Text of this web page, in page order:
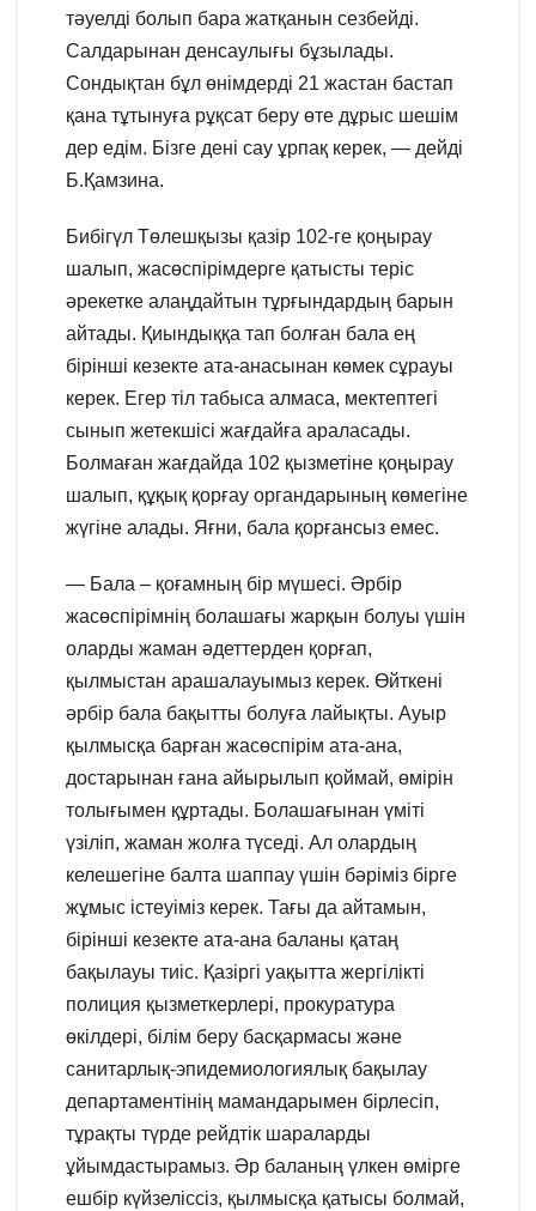
тәуелді болып бара жатқанын сезбейді.
Салдарынан денсаулығы бұзылады.
Сондықтан бұл өнімдерді 21 жастан бастап
қана тұтынуға рұқсат беру өте дұрыс шешім
дер едім. Бізге дені сау ұрпақ керек, — дейді
Б.Қамзина.
Бибігүл Төлешқызы қазір 102-ге қоңырау
шалып, жасөспірімдерге қатысты теріс
әрекетке алаңдайтын тұрғындардың барын
айтады. Қиындыққа тап болған бала ең
бірінші кезекте ата-анасынан көмек сұрауы
керек. Егер тіл табыса алмаса, мектептегі
сынып жетекшісі жағдайға араласады.
Болмаған жағдайда 102 қызметіне қоңырау
шалып, құқық қорғау органдарының көмегіне
жүгіне алады. Яғни, бала қорғансыз емес.
— Бала – қоғамның бір мүшесі. Әрбір
жасөспірімнің болашағы жарқын болуы үшін
оларды жаман әдеттерден қорғап,
қылмыстан арашалауымыз керек. Өйткені
әрбір бала бақытты болуға лайықты. Ауыр
қылмысқа барған жасөспірім ата-ана,
достарынан ғана айырылып қоймай, өмірін
толығымен құртады. Болашағынан үміті
үзіліп, жаман жолға түседі. Ал олардың
келешегіне балта шаппау үшін бәріміз бірге
жұмыс істеуіміз керек. Тағы да айтамын,
бірінші кезекте ата-ана баланы қатаң
бақылауы тиіс. Қазіргі уақытта жергілікті
полиция қызметкерлері, прокуратура
өкілдері, білім беру басқармасы және
санитарлық-эпидемиологиялық бақылау
департаментінің мамандарымен бірлесіп,
тұрақты түрде рейдтік шараларды
ұйымдастырамыз. Әр баланың үлкен өмірге
ешбір күйзеліссіз, қылмысқа қатысы болмай,